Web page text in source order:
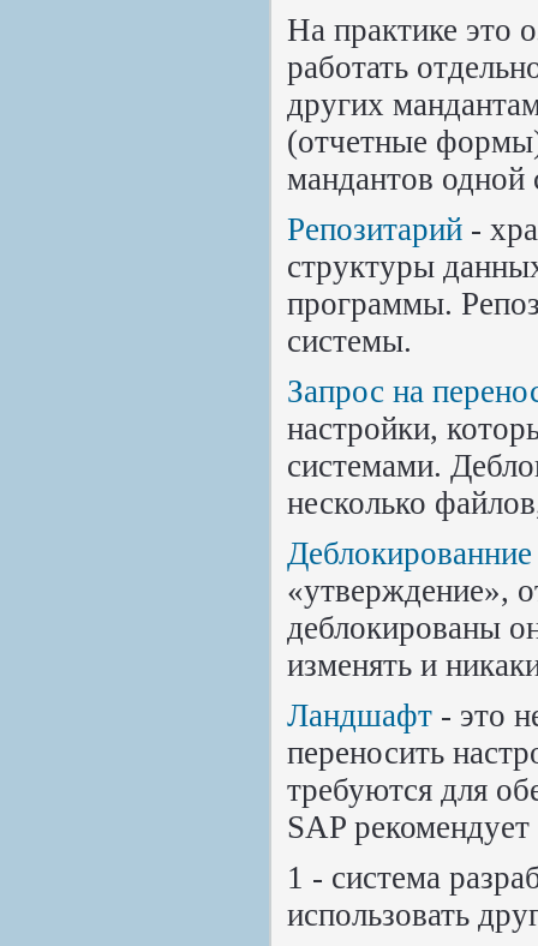
На практике это
работать
других
(отчетные
мандантов одной
Репозитарий -
структуры
программы.
системы.
Запрос на
настройки,
системами.
несколько
Деблокированние
«утверждение»,
деблокированы
изменять и
Ландшафт - это
переносить
требуются для
SAP
1 - система
использовать